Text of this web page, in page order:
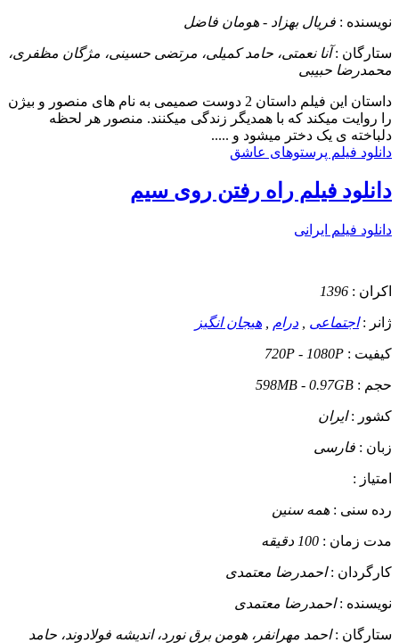
نویسنده : فریال بهزاد - هومان فاضل
ستارگان :آنا نعمتی، حامد کمیلی، مرتضی حسینی، مژگان مظفری،
محمدرضا حبیبی
داستان
این فیلم داستان 2 دوست صمیمی به نام های منصور و بیژن
را روایت میکند که با همدیگر زندگی میکنند. منصور هر لحظه
دلباخته ی یک دختر میشود و .....
دانلود فیلم پرستوهای عاشق
دانلود فیلم راه رفتن روی سیم
دانلود فیلم ایرانی
اکران : 1396
ژانر :اجتماعی درام هیجان انگیز
کیفیت : 720P - 1080P
حجم : 598MB - 0.97GB
کشور :ایران
زبان : فارسی
امتیاز :
رده سنی : همه سنین
مدت زمان : 100 دقیقه
کارگردان :احمدرضا معتمدی
نویسنده :احمدرضا معتمدی
ستارگان :احمد مهرانفر، هومن برق نورد، اندیشه فولادوند، حامد